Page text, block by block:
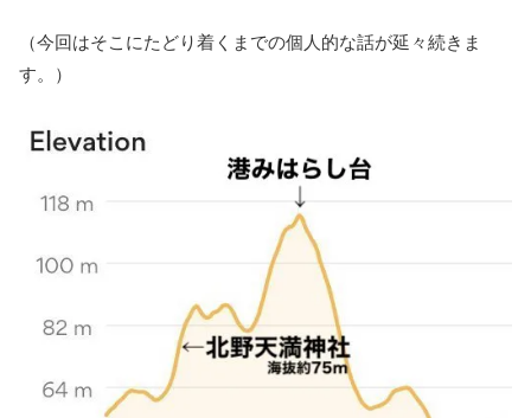
（今回はそこにたどり着くまでの個人的な話が延々続きま
す。）